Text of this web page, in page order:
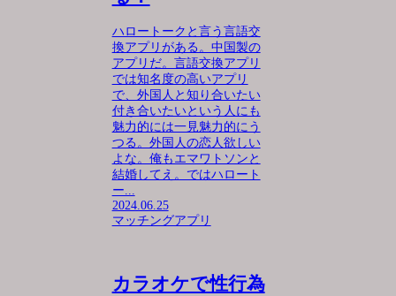
ハロートークと言う言語交
換アプリがある。中国製の
アプリだ。言語交換アプリ
では知名度の高いアプリ
で、外国人と知り合いたい
付き合いたいという人にも
魅力的には一見魅力的にう
つる。外国人の恋人欲しい
よな。俺もエマワトソンと
結婚してえ。ではハロート
ー...
2024.06.25
マッチングアプリ
カラオケで性行為